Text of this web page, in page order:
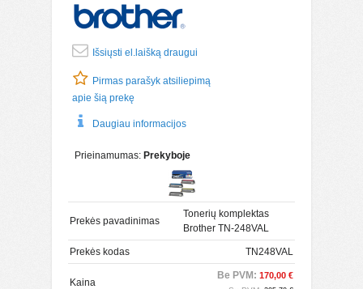
Išsiųsti el.laišką draugui
Pirmas parašyk atsiliepimą
apie šią prekę
Daugiau informacijos
Prieinamumas: Prekyboje
Prekės pavadinimas
Tonerių komplektas
Brother TN-248VAL
Prekės kodas TN248VAL
Kaina
Be PVM: 170,00 €